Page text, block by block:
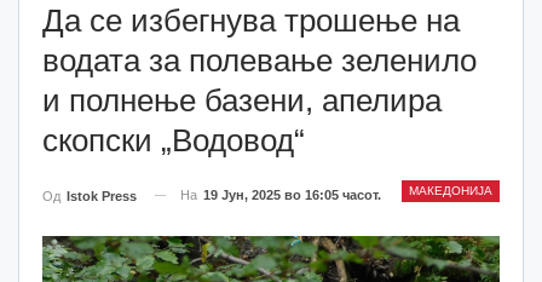
Да се избегнува трошење на
водата за полевање зеленило
и полнење базени, апелира
скопски „Водовод“
МАКЕДОНИЈА
Од Istok Press На 19 Јун, 2025 во 16:05 часот.